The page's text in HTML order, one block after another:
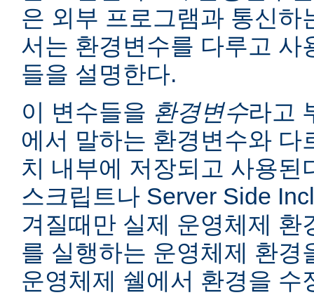
은 외부 프로그램과 통신하
서는 환경변수를 다루고 사
들을 설명한다.
이 변수들을 환경변수라고
에서 말하는 환경변수와 다
치 내부에 저장되고 사용된
스크립트나 Server Side
겨질때만 실제 운영체제 환
를 실행하는 운영체제 환경
운영체제 쉘에서 환경을 수